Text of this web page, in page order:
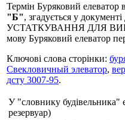
Термін Буряковий елеватор
"Б", згадується у
УСТАТКУВАННЯ ДЛЯ
мову Буряковий елеватор
Ключові слова сторінки:
Свекловичный элеватор,
дсту 3007-95.
У "словнику будівельника"
резервуар)